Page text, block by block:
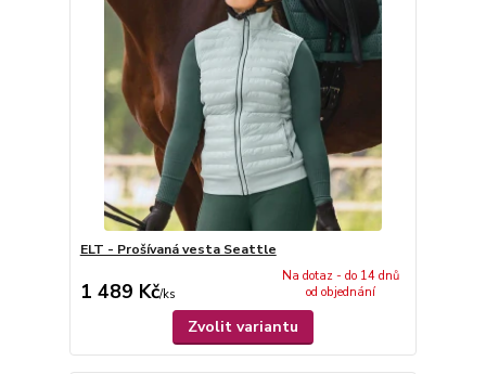
ELT - Prošívaná vesta Seattle
1 489 Kč/ks
Na dotaz - do 14 dnů
od objednání
Zvolit variantu